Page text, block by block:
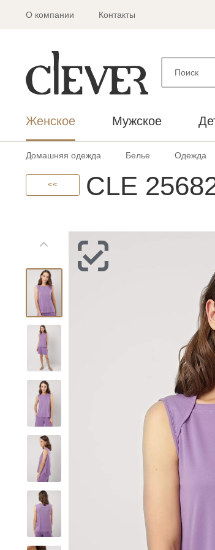
О компании Контакты
Женское Мужское
Домашняя одежда Белье Одежда
<< CLE